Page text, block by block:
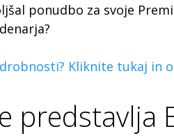
ponudbo za svoje
Kliknite tukaj in
predstavlja